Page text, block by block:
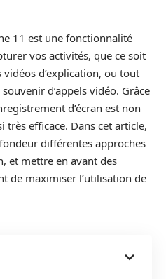
11 est une fonctionnalité
vos activités, que ce soit
d’explication, ou tout
d’appels vidéo. Grâce
d’écran est non
très efficace. Dans cet article,
différentes approches
et mettre en avant des
de maximiser l’utilisation de